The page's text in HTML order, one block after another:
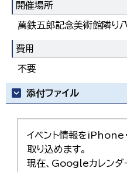
開催場所
萬鉄五郎記念美術館隣り
費用
不要
添付ファイル
イベント情報をiPhone
取り込めます。
現在、Googleカレンダ